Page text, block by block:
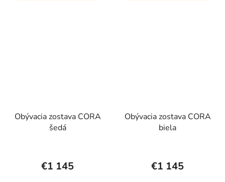
Obývacia zostava CORA
šedá
hodnotenie
€1 145
Obývacia zostava CORA
biela
hodnotenie
€1 145